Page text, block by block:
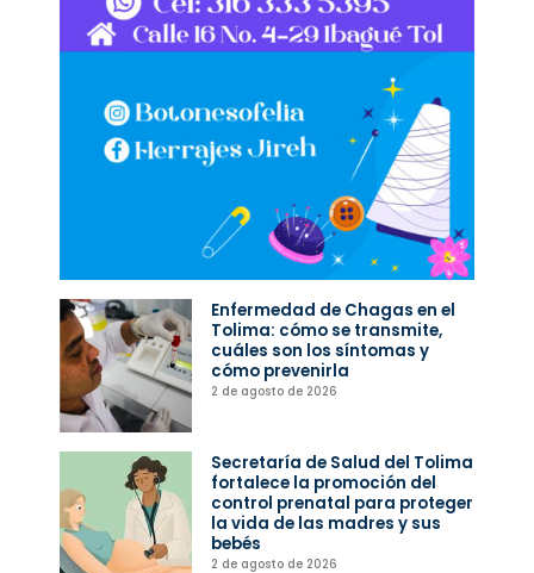
Enfermedad de Chagas en el
Tolima: cómo se transmite,
cuáles son los síntomas y
cómo prevenirla
2 de agosto de 2026
Secretaría de Salud del Tolima
fortalece la promoción del
control prenatal para proteger
la vida de las madres y sus
bebés
2 de agosto de 2026